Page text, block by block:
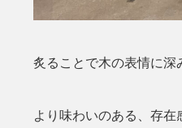
炙ることで木の表情に深
より味わいのある、存在